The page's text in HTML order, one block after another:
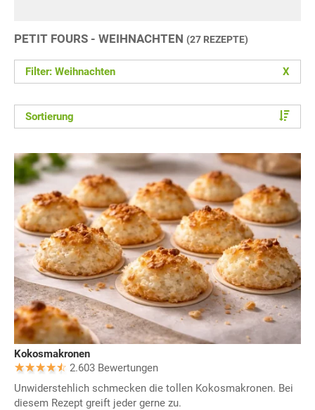
PETIT FOURS - WEIHNACHTEN (27 REZEPTE)
Filter: Weihnachten X
Sortierung
Kokosmakronen
2.603 Bewertungen
Unwiderstehlich schmecken die tollen Kokosmakronen. Bei
diesem Rezept greift jeder gerne zu.